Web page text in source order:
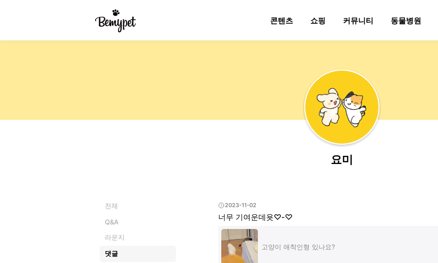
콘텐츠 쇼핑 커뮤니티 동물병원
요미
전체
Q&A
라운지
댓글
2023-11-02
너무 기여운데욧♡-♡
고양이 애착인형 있나요?